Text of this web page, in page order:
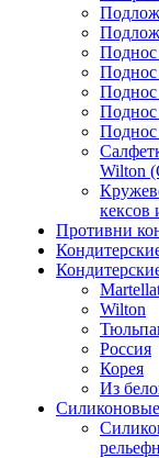
Поднос
Поднос
Поднос
Поднос
Поднос
Wilton
кексов
Противни
Wilton
Россия
Корея
Из